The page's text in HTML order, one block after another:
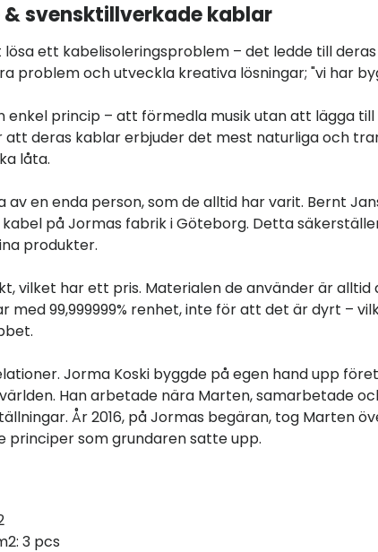
svensktillverkade kablar
ett kabelisoleringsproblem – det ledde till
problem och utveckla kreativa lösningar; "vi har
enkel princip – att förmedla musik utan att lägga
att deras kablar erbjuder det mest naturliga och
låta.
av en enda person, som de alltid har varit. Bernt
på Jormas fabrik i Göteborg. Detta
produkter.
vilket har ett pris. Materialen de använder är
med 99,999999% renhet, inte för att det är dyrt –
Jorma Koski byggde på egen hand upp
Han arbetade nära Marten, samarbetade
År 2016, på Jormas begäran, tog Marten
principer som grundaren satte upp.
3 pcs